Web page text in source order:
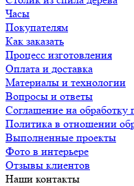
Часы
Покупателям
Как заказать
Процесс изготовления
Оплата и доставка
Материалы и технологии
Вопросы и ответы
Соглашение на обработку
Политика в отношении
Выполненные проекты
Фото в интерьере
Отзывы клиентов
Наши контакты